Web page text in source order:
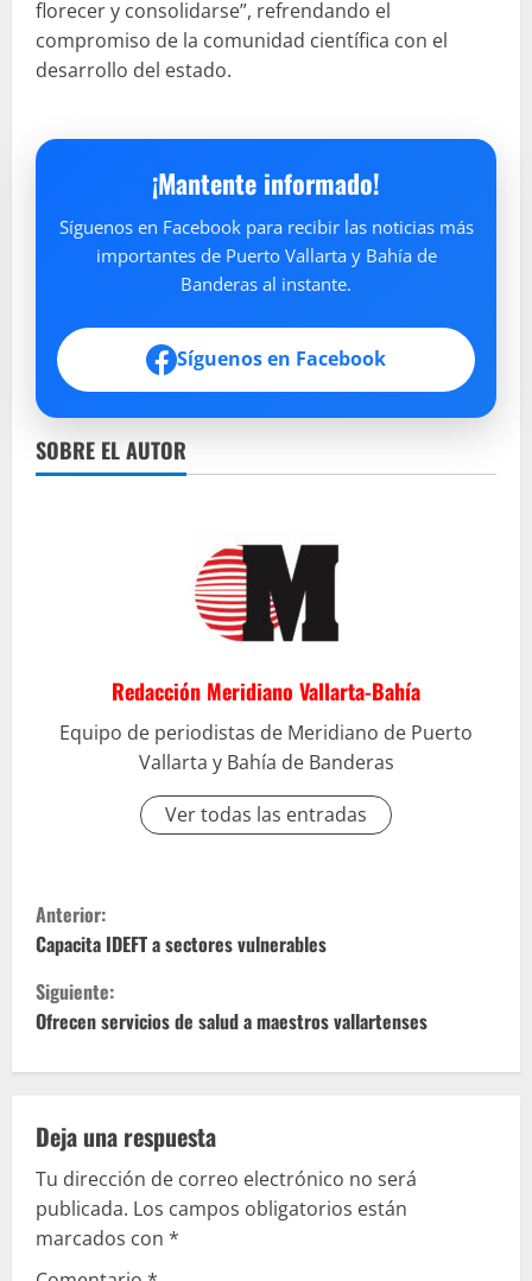
florecer y consolidarse”, refrendando el
compromiso de la comunidad científica con el
desarrollo del estado.
¡Mantente informado!
Síguenos en Facebook para recibir las noticias más
importantes de Puerto Vallarta y Bahía de
Banderas al instante.
Síguenos en Facebook
SOBRE EL AUTOR
Redacción Meridiano Vallarta-Bahía
Equipo de periodistas de Meridiano de Puerto
Vallarta y Bahía de Banderas
Ver todas las entradas
S
i
g
l
e
y
Anterior:
Capacita IDEFT a sectores vulnerables
Siguiente:
Ofrecen servicios de salud a maestros vallartenses
Deja una respuesta
Tu dirección de correo electrónico no será
publicada. Los campos obligatorios están
marcados con *